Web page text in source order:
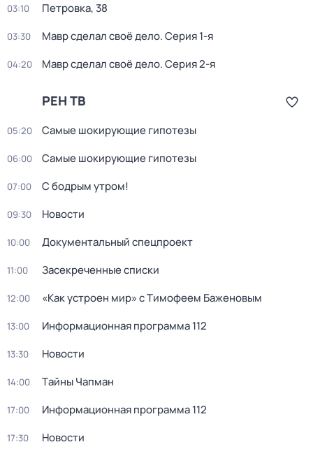
03:10 Петровка, 38
03:30 Мавр сделал своё дело. Серия 1-я
04:20 Мавр сделал своё дело. Серия 2-я
РЕН ТВ
05:20 Самые шoкиpующие гипотезы
06:00 Самые шoкиpующие гипотезы
07:00 С бодрым утром!
09:30 Новости
10:00 Документальный спецпроект
11:00 Заcекрeченные списки
12:00 «Как устроен мир» с Тимофеем Баженовым
13:00 Информационная программа 112
13:30 Новости
14:00 Тaйны Чапман
17:00 Информационная программа 112
17:30 Новости